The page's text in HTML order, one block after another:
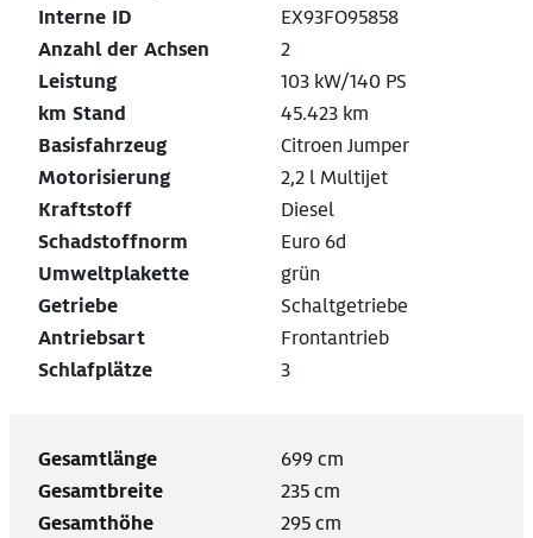
Interne ID
EX93FO95858
Anzahl der Achsen
2
Leistung
103 kW/140 PS
km Stand
45.423 km
Basisfahrzeug
Citroen Jumper
Motorisierung
2,2 l Multijet
Kraftstoff
Diesel
Schadstoffnorm
Euro 6d
Umweltplakette
grün
Getriebe
Schaltgetriebe
Antriebsart
Frontantrieb
Schlafplätze
3
Gesamtlänge
699 cm
Gesamtbreite
235 cm
Gesamthöhe
295 cm